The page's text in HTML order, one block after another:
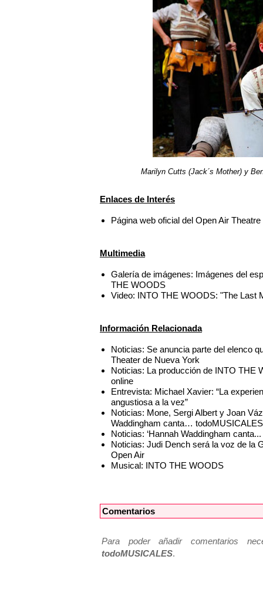
Marilyn Cutts (Jack´s Mother) y
Enlaces de Interés
Página web oficial del Open Air
Multimedia
Galería de imágenes: Imágenes del
THE WOODS
Video: INTO THE WOODS: "The Last
Información Relacionada
Noticias: Se anuncia parte del elenco
Theater de Nueva York
Noticias: La producción de INTO THE
online
Entrevista: Michael Xavier: “La
angustiosa a la vez”
Noticias: Mone, Sergi Albert y Joan
Waddingham canta…
Noticias: ‘Hannah Waddingham
Noticias: Judi Dench será la voz de la
Open Air
Musical: INTO THE WOODS
Comentarios
Para poder añadir comentarios
todoMUSICALES.